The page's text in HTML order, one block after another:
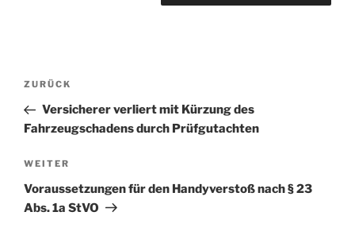
Beitragsnavigation
Vorheriger
Beitrag
ZURÜCK
Versicherer verliert mit Kürzung des
Fahrzeugschadens durch Prüfgutachten
Nächster
Beitrag
WEITER
Voraussetzungen für den Handyverstoß nach § 23
Abs. 1a StVO